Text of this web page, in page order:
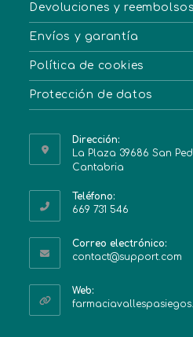
Devoluciones y reembolsos
Envíos y garantía
Política de cookies
Protección de datos
Dirección:
La Plaza 39686 San
Cantabria
Teléfono:
669 731 546
Correo electrónico:
contact@support.com
Web: